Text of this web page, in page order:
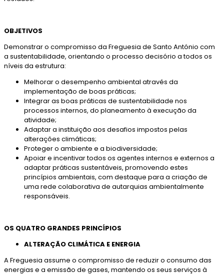
OBJETIVOS
Demonstrar o compromisso da Freguesia de Santo António com
a sustentabilidade, orientando o processo decisório a todos os
níveis da estrutura:
Melhorar o desempenho ambiental através da
implementação de boas práticas;
Integrar as boas práticas de sustentabilidade nos
processos internos, do planeamento à execução da
atividade;
Adaptar a instituição aos desafios impostos pelas
alterações climáticas;
Proteger o ambiente e a biodiversidade;
Apoiar e incentivar todos os agentes internos e externos a
adaptar práticas sustentáveis, promovendo estes
princípios ambientais, com destaque para a criação de
uma rede colaborativa de autarquias ambientalmente
responsáveis.
OS QUATRO GRANDES PRINCÍPIOS
ALTERAÇÃO CLIMÁTICA E ENERGIA
A Freguesia assume o compromisso de reduzir o consumo das
energias e a emissão de gases, mantendo os seus serviços à